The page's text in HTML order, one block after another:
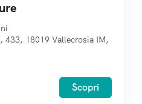
433, 18019 Vallecrosia IM,
Scopri